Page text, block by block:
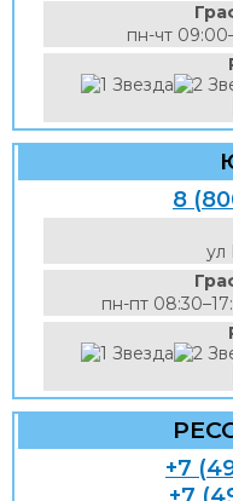
пн-чт
8
ул
пн-пт
+7